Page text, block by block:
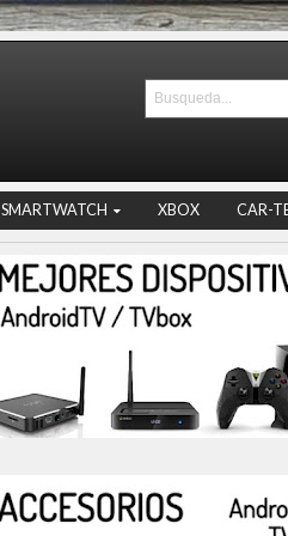
SMARTWATCH XBOX CAR-